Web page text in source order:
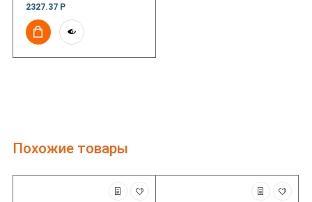
2327.37 Р
Похожие товары